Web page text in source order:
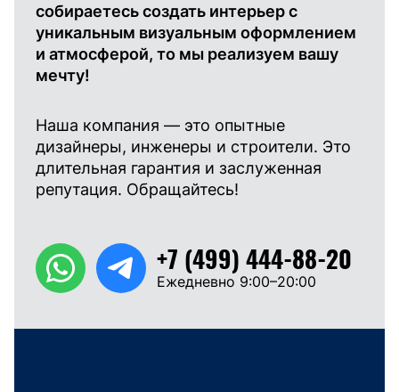
собираетесь создать интерьер с
уникальным визуальным оформлением
и атмосферой, то мы реализуем вашу
мечту!
Наша компания — это опытные
дизайнеры, инженеры и строители. Это
длительная гарантия и заслуженная
репутация. Обращайтесь!
+7 (499) 444-88-20
Ежедневно 9:00–20:00